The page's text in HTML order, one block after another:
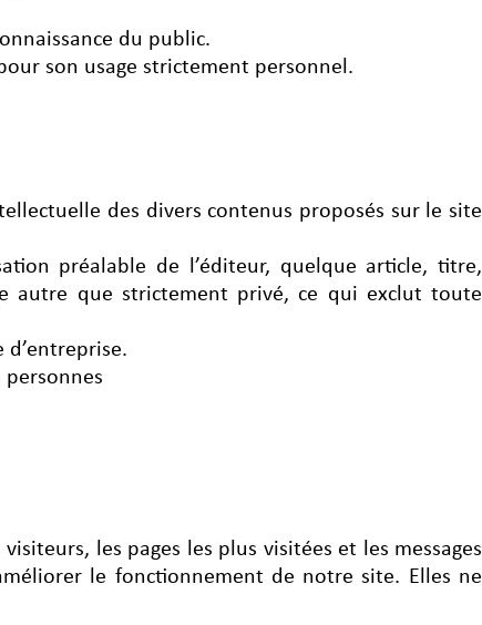
du public.
son usage strictement personnel.
des divers contenus proposés sur le site
préalable de l’éditeur, quelque article, titre,
autre que strictement privé, ce qui exclut toute
les pages les plus visitées et les messages
le fonctionnement de notre site. Elles ne